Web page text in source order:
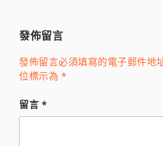
發佈留言
發佈留言必須填寫的電子郵件地
位標示為 *
留言 *